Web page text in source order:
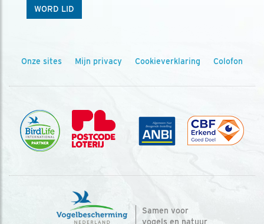
WORD LID
Onze sites Mijn privacy Cookieverklaring Colofon
Samen voor
vogels en natuur